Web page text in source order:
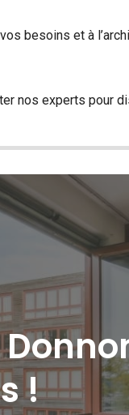
besoins et à
nos experts pour
!